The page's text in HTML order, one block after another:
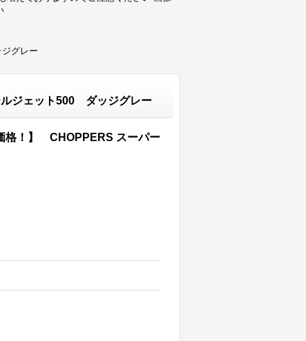
グレー
ルジェット500 ダッジグレー
格！】 CHOPPERS スーパー